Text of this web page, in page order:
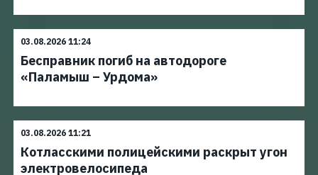
03.08.2026 11:24
Бесправник погиб на автодороге
«Паламыш – Урдома»
03.08.2026 11:21
Котласскими полицейскими раскрыт угон
электровелосипеда